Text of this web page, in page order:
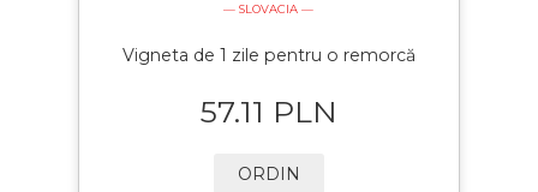
— SLOVACIA —
Vigneta de 1 zile pentru o remorcă
57.11 PLN
ORDIN